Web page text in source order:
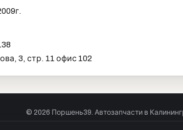
3, стр. 11 офис 102
© 2026 Поршень39. Автозапчасти в